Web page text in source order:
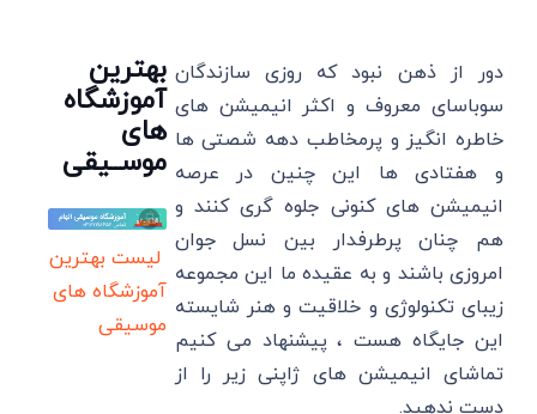
دور از ذهن نبود که روزی سازندگان
سوباسای معروف و اکثر انیمیشن های
خاطره انگیز و پرمخاطب دهه شصتی ها
و هفتادی ها این چنین در عرصه
انیمیشن های کنونی جلوه گری کنند و
هم چنان پرطرفدار بین نسل جوان
امروزی باشند و به عقیده ما این مجموعه
زیبای تکنولوژی و خلاقیت و هنر شایسته
این جایگاه هست ، پیشنهاد می کنیم
تماشای انیمیشن های ژاپنی زیر را از
دست ندهید.
بهترین
آموزشگاه
های
موســیقی
لیست بهترین
آموزشگاه های
موسیقی
سایر